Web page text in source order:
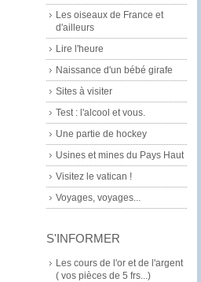
Les oiseaux de France et
d'ailleurs
Lire l'heure
Naissance d'un bébé girafe
Sites à visiter
Test : l'alcool et vous.
Une partie de hockey
Usines et mines du Pays Haut
Visitez le vatican !
Voyages, voyages...
S'INFORMER
Les cours de l'or et de l'argent
( vos pièces de 5 frs...)